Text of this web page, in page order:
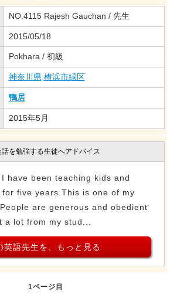
NO.4115 Rajesh Gauchan / 先生
2015/05/18
Pokhara / 初級
神奈川県 横浜市緑区
鴨居
2015年5月
話を勉強する生徒へアドバイス
have been teaching kids and
five years.This is one of my
are generous and obedient
lot from my stud...
英語先生を、もっと見る
1ページ目